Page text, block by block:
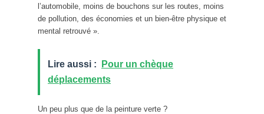
l’automobile, moins de bouchons sur les routes, moins
de pollution, des économies et un bien-être physique et
mental retrouvé ».
Lire aussi :
Pour un chèque
déplacements
Un peu plus que de la peinture verte ?